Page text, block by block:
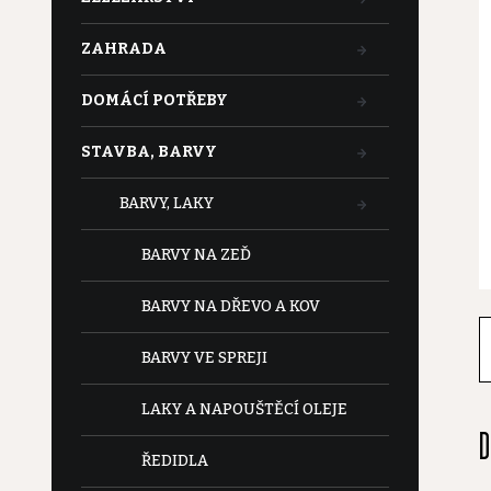
ZAHRADA
DOMÁCÍ POTŘEBY
STAVBA, BARVY
BARVY, LAKY
BARVY NA ZEĎ
BARVY NA DŘEVO A KOV
BARVY VE SPREJI
LAKY A NAPOUŠTĚCÍ OLEJE
ŘEDIDLA